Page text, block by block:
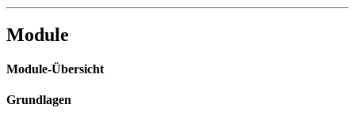
Module
Module-Übersicht
Grundlagen